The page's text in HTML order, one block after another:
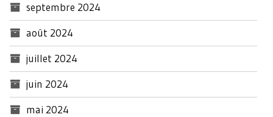
septembre 2024
août 2024
juillet 2024
juin 2024
mai 2024